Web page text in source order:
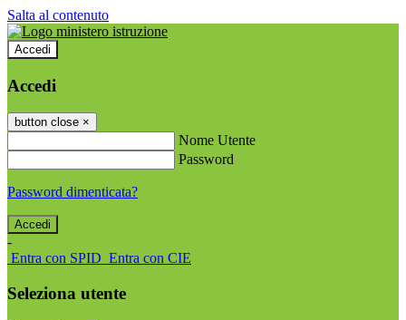
Salta al contenuto
Accedi
Accedi
button close ×
Nome Utente
Password
Password dimenticata?
-
Entra con SPID Entra con CIE
Seleziona utente